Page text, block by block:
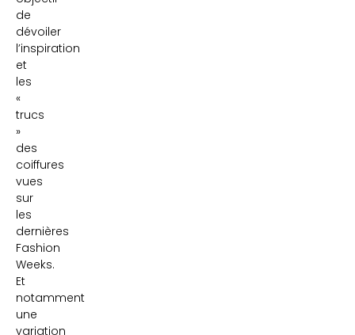
de
dévoiler
l’inspiration
et
les
«
trucs
»
des
coiffures
vues
sur
les
dernières
Fashion
Weeks.
Et
notamment
une
variation